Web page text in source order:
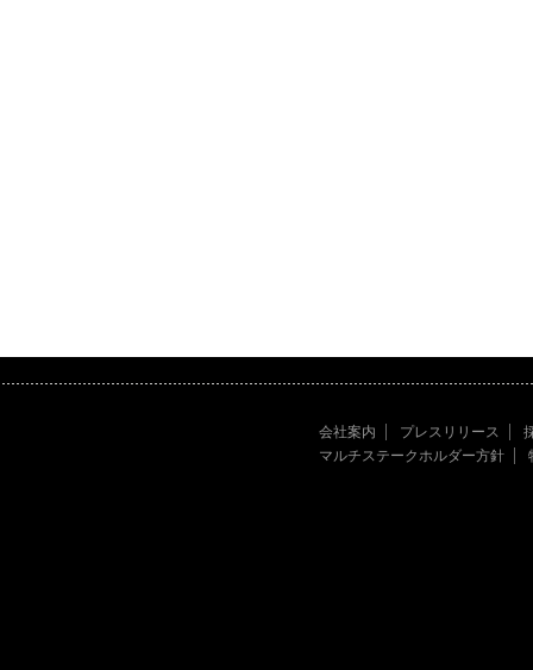
会社案内 プレスリリース
マルチステークホルダー方針